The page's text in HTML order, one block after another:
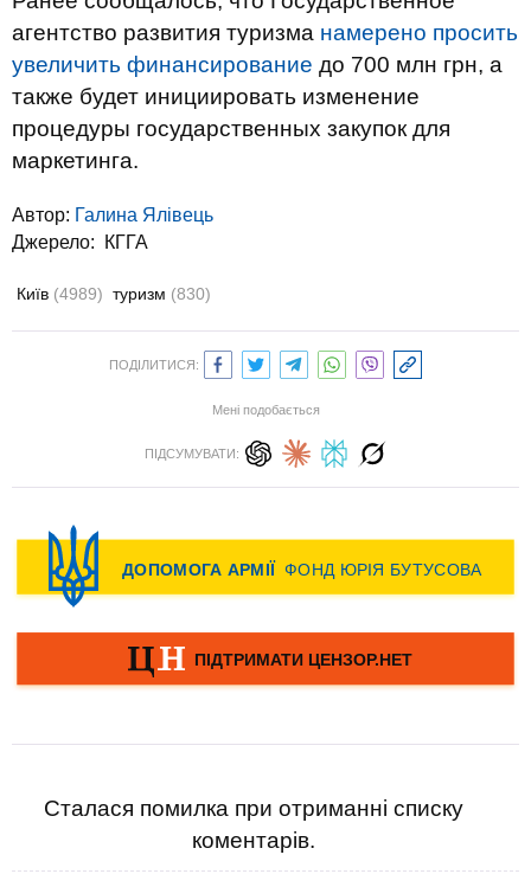
агентство развития туризма намерено просить
увеличить финансирование до 700 млн грн, а
также будет инициировать изменение
процедуры государственных закупок для
маркетинга.
Автор: Галина Ялівець
Джерело:
КГГА
Київ (4989) туризм (830)
ПОДІЛИТИСЯ:
Мені подобається
ПІДСУМУВАТИ:
Сталася помилка при отриманні списку
коментарів.